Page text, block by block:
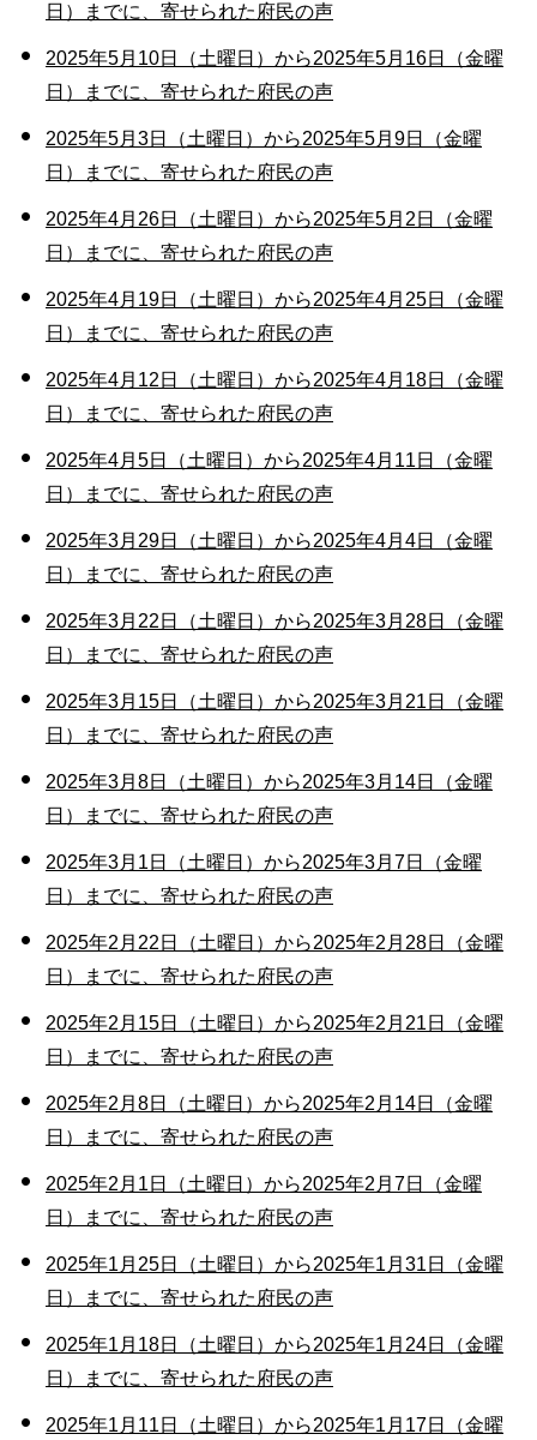
日）までに、寄せられた府民の声
2025年5月10日（土曜日）から2025年5月16日（金曜
日）までに、寄せられた府民の声
2025年5月3日（土曜日）から2025年5月9日（金曜
日）までに、寄せられた府民の声
2025年4月26日（土曜日）から2025年5月2日（金曜
日）までに、寄せられた府民の声
2025年4月19日（土曜日）から2025年4月25日（金曜
日）までに、寄せられた府民の声
2025年4月12日（土曜日）から2025年4月18日（金曜
日）までに、寄せられた府民の声
2025年4月5日（土曜日）から2025年4月11日（金曜
日）までに、寄せられた府民の声
2025年3月29日（土曜日）から2025年4月4日（金曜
日）までに、寄せられた府民の声
2025年3月22日（土曜日）から2025年3月28日（金曜
日）までに、寄せられた府民の声
2025年3月15日（土曜日）から2025年3月21日（金曜
日）までに、寄せられた府民の声
2025年3月8日（土曜日）から2025年3月14日（金曜
日）までに、寄せられた府民の声
2025年3月1日（土曜日）から2025年3月7日（金曜
日）までに、寄せられた府民の声
2025年2月22日（土曜日）から2025年2月28日（金曜
日）までに、寄せられた府民の声
2025年2月15日（土曜日）から2025年2月21日（金曜
日）までに、寄せられた府民の声
2025年2月8日（土曜日）から2025年2月14日（金曜
日）までに、寄せられた府民の声
2025年2月1日（土曜日）から2025年2月7日（金曜
日）までに、寄せられた府民の声
2025年1月25日（土曜日）から2025年1月31日（金曜
日）までに、寄せられた府民の声
2025年1月18日（土曜日）から2025年1月24日（金曜
日）までに、寄せられた府民の声
2025年1月11日（土曜日）から2025年1月17日（金曜